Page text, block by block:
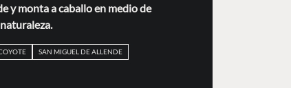
y monta a caballo en medio de
SAN MIGUEL DE ALLENDE